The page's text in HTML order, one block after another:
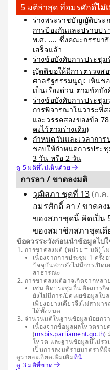
5 มติล่าสุด ที่อมรศักดิ์ไม่
ร่างพระราชบัญญัติประ
การป้องกันและปราบป
พ.ศ. .... ซึ่งคณะกรรมา
เสร็จแล้ว
ร่างข้อบังคับการประชุ
ญัตติขอให้มีการตรวจส
ศาลรัฐธรรมนูญ: เห็นช
เป็นเรื่องด่วน ตามข้อบั
ร่างข้อบังคับการประชุ
การพิจารณาในวาระที่
และวรรคสองของข้อ
คงไว้ตามร่างเดิม)
กำหนดวันและเวลากา
ชอบให้กำหนดการประ
3 วัน หรือ 2 วัน
ดู 5 มติที่ไม่เห็นด้วย
การลา / ขาดลงมติ
วุฒิสภา ชุดที่ 13(ก.ค
อมรศักดิ์ ลา / ขาดล
ของสภาชุดนี้ คิดเป็น
ของสมาชิกสภาชุดเดี
ข้อควรระวังก่อนนำข้อมูลไป
การขาดลงมติ (หน่วย = มติ) ไ
เนื่องจากการประชุม 1 ครั้
ปัจจุบันสภายังไม่มีการเปิด
สาธารณะ
การขาดลงมติอาจเกิดจากหลา
เช่น ติดประชุมอื่น ติดภารกิ
ยังไม่มีการเปิดเผยข้อมูลใ
เพียงอย่างเดียวจึงไม่สาม
ได้ทั้งหมด
จำนวนมติในฐานข้อมูลน้อยกว่
เนื่องจากข้อมูลผลโหวตรา
(msbis.parliament.go.th)
โหวต และฐานข้อมูลนี้ไม่รว
เป็นการลงมติรายมาตราที่
ดูรายละเอียดเพิ่มเติมที่นี่
ดู 3 มติที่ขาด